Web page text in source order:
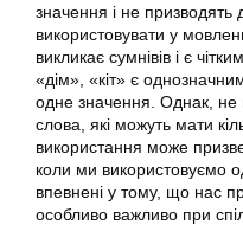
значення і не призводять
використовувати у
викликає сумнівів і є
«дім», «кіт» є
одне значення. Однак, не
слова, які можуть мати
використання може
коли ми використовуємо
впевнені у тому, що нас
особливо важливо при